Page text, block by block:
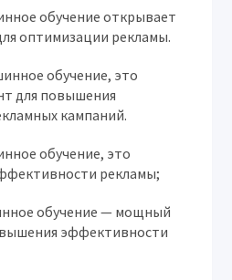
обучение открывает
оптимизации рекламы.
обучение, это
для повышения
кампаний.
обучение, это
рекламы;
обучение — мощный
эффективности